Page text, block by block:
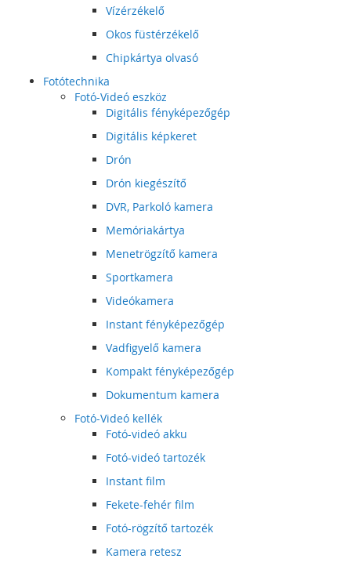
Vízérzékelő
Okos füstérzékelő
Chipkártya olvasó
Fotótechnika
Fotó-Videó eszköz
Digitális fényképezőgép
Digitális képkeret
Drón
Drón kiegészítő
DVR, Parkoló kamera
Memóriakártya
Menetrögzítő kamera
Sportkamera
Videókamera
Instant fényképezőgép
Vadfigyelő kamera
Kompakt fényképezőgép
Dokumentum kamera
Fotó-Videó kellék
Fotó-videó akku
Fotó-videó tartozék
Instant film
Fekete-fehér film
Fotó-rögzítő tartozék
Kamera retesz